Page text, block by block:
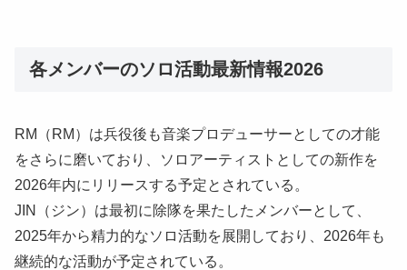
各メンバーのソロ活動最新情報2026
RM（RM）は兵役後も音楽プロデューサーとしての才能
をさらに磨いており、ソロアーティストとしての新作を
2026年内にリリースする予定とされている。
JIN（ジン）は最初に除隊を果たしたメンバーとして、
2025年から精力的なソロ活動を展開しており、2026年も
継続的な活動が予定されている。